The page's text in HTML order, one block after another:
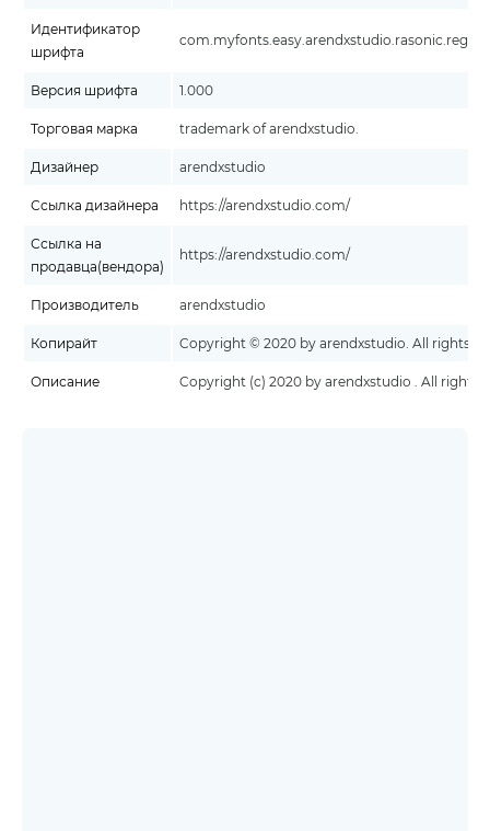
Идентификатор
шрифта
Версия шрифта 1.000
Торговая марка trademark of arendxstudio.
Дизайнер arendxstudio
Ссылка дизайнера https://arendxstudio.com/
Ссылка на
продавца(вендора)
https://arendxstudio.com/
Производитель arendxstudio
Копирайт Copyright © 2020 by arendxstudio. All rights
Описание Copyright (c) 2020 by arendxstudio . All rights